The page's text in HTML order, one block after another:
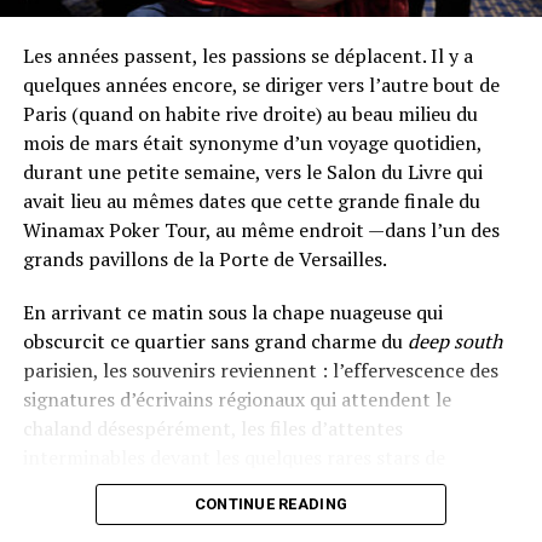
Les années passent, les passions se déplacent. Il y a
quelques années encore, se diriger vers l’autre bout de
Paris (quand on habite rive droite) au beau milieu du
mois de mars était synonyme d’un voyage quotidien,
durant une petite semaine, vers le Salon du Livre qui
avait lieu au mêmes dates que cette grande finale du
Winamax Poker Tour, au même endroit —dans l’un des
grands pavillons de la Porte de Versailles.
En arrivant ce matin sous la chape nuageuse qui
obscurcit ce quartier sans grand charme du deep south
parisien, les souvenirs reviennent : l’effervescence des
signatures d’écrivains régionaux qui attendent le
chaland désespérément, les files d’attentes
l’édition, les stands thématiques qui rappellent plus le
salon de l’agriculture que la décadence germano-
CONTINUE READING